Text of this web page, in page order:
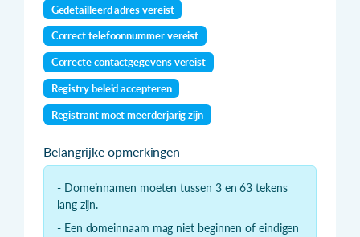
Gedetailleerd adres vereist
Correct telefoonnummer vereist
Correcte contactgegevens vereist
Registry beleid accepteren
Registrant moet meerderjarig zijn
Belangrijke opmerkingen
- Domeinnamen moeten tussen 3 en 63 tekens
lang zijn.
- Een domeinnaam mag niet beginnen of eindigen